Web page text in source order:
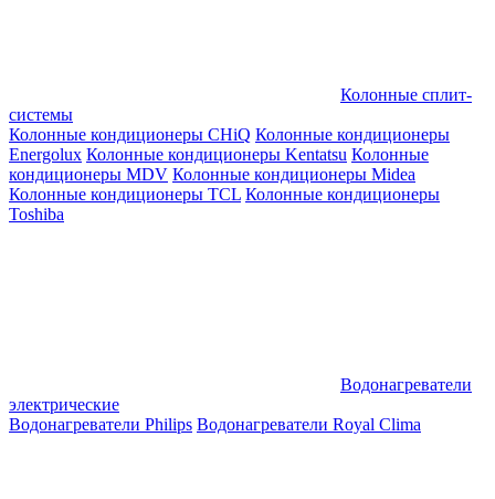
Колонные сплит-
системы
Колонные кондиционеры CHiQ Колонные кондиционеры
Energolux Колонные кондиционеры Kentatsu Колонные
кондиционеры MDV Колонные кондиционеры Midea
Колонные кондиционеры TCL Колонные кондиционеры
Toshiba
Водонагреватели
электрические
Водонагреватели Philips Водонагреватели Royal Clima